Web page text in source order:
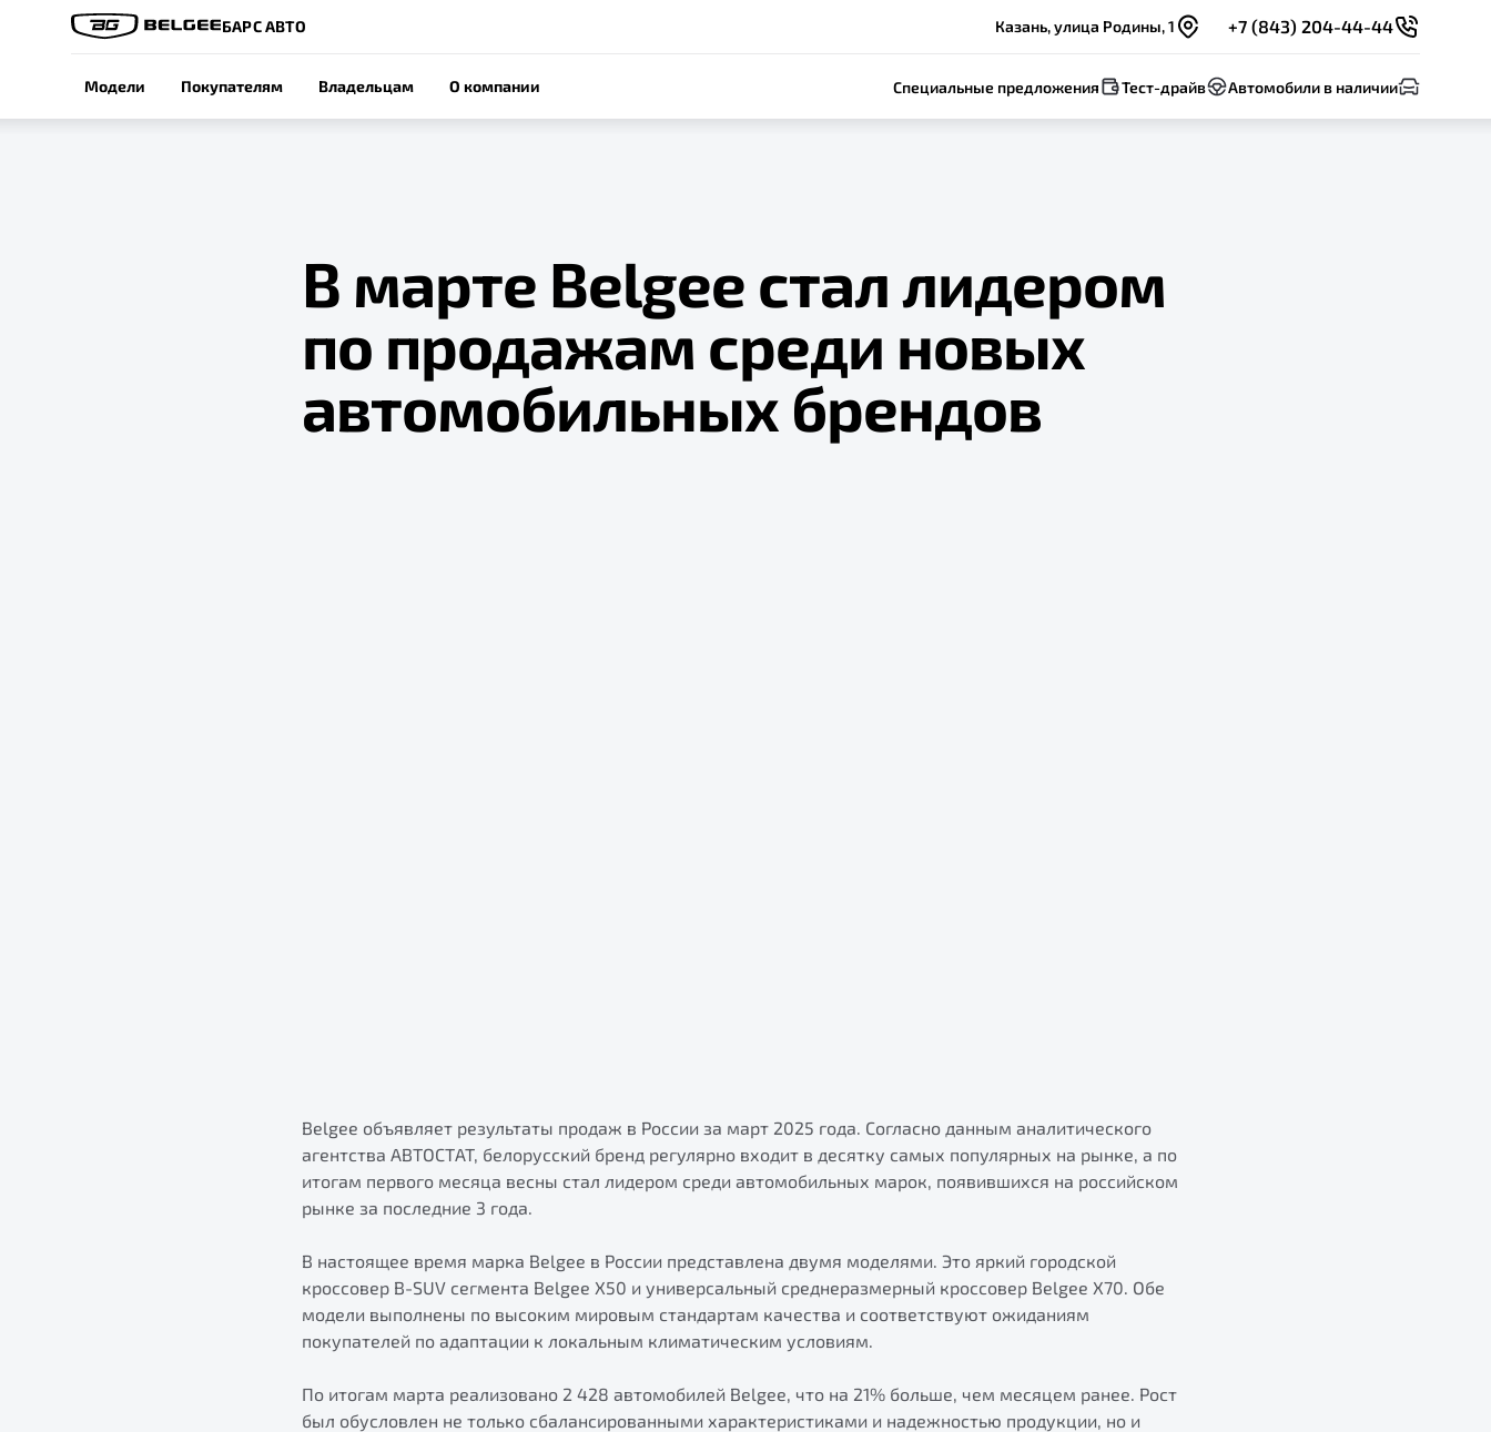
БАРС АВТО Казань, улица Родины, 1 +7 (843) 204-44-44
Модели Покупателям Владельцам О компании Специальные предложения Тест-драйв Автомобили в наличии
В марте Belgee стал лидером
по продажам среди новых
автомобильных брендов
Belgee объявляет результаты продаж в России за март 2025 года. Согласно данным аналитического
агентства АВТОСТАТ, белорусский бренд регулярно входит в десятку самых популярных на рынке, а по
итогам первого месяца весны стал лидером среди автомобильных марок, появившихся на российском
рынке за последние 3 года.
В настоящее время марка Belgee в России представлена двумя моделями. Это яркий городской
кроссовер B-SUV сегмента Belgee X50 и универсальный среднеразмерный кроссовер Belgee X70. Обе
модели выполнены по высоким мировым стандартам качества и соответствуют ожиданиям
покупателей по адаптации к локальным климатическим условиям.
По итогам марта реализовано 2 428 автомобилей Belgee, что на 21% больше, чем месяцем ранее. Рост
был обусловлен не только сбалансированными характеристиками и надежностью продукции, но и